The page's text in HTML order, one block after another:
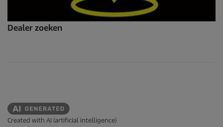
Dealer zoeken
Created with AI (artificial intelligence)